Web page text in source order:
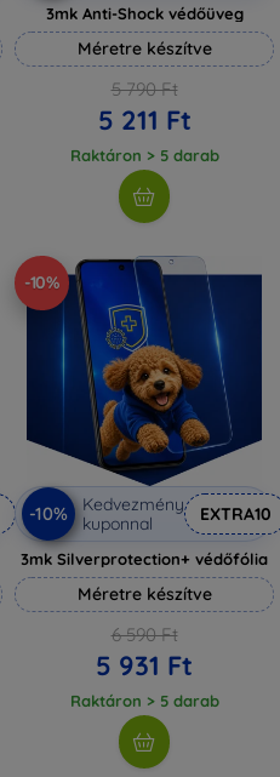
3mk Anti-Shock védőüveg
Méretre készítve
5 790 Ft
5 211 Ft
Raktáron > 5 darab
-10%
-10%
Kedvezmény
kuponnal
EXTRA10
3mk Silverprotection+ védőfólia
Méretre készítve
6 590 Ft
5 931 Ft
Raktáron > 5 darab